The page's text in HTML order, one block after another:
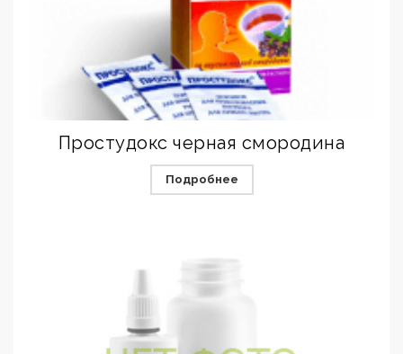
Простудокс черная смородина
Подробнее